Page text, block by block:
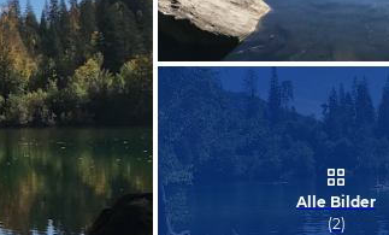
Bild melden
von Peter
Alle Bilder
(2)